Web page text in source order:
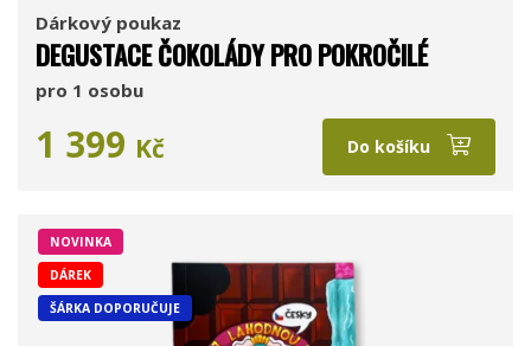
Dárkový poukaz
DEGUSTACE ČOKOLÁDY PRO POKROČILÉ
pro 1 osobu
1 399 Kč Do košíku
NOVINKA
DÁREK
ŠÁRKA DOPORUČUJE